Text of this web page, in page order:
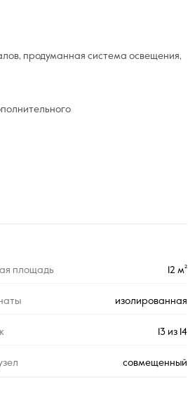
площадь 12 м²
изолированная
13 из 14
совмещенный
продуманная система освещения,